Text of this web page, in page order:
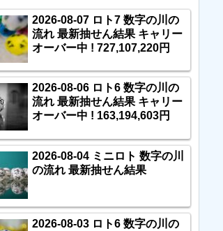
2026-08-07 ロト7 数字の川の
流れ 最新抽せん結果 キャリー
オーバー中 ! 727,107,220円
2026-08-06 ロト6 数字の川の
流れ 最新抽せん結果 キャリー
オーバー中 ! 163,194,603円
2026-08-04 ミニロト 数字の川
の流れ 最新抽せん結果
2026-08-03 ロト6 数字の川の